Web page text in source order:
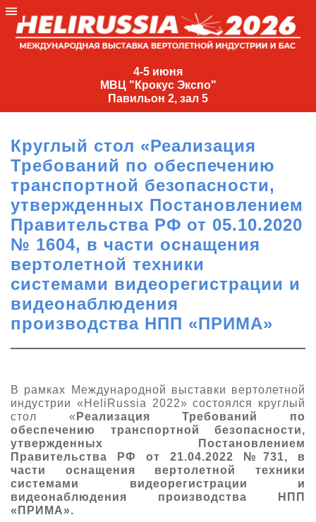
4-5 июня
МВЦ "Крокус Экспо"
Павильон 2, зал 5
4-
МВЦ
Экспо"
Павильон
2,
зал
5
+7
(495)
477-
33-81
О выставке
Крокус Экспо
Даты будущих выставок
Документы
Контакты
Для участников
Заявка на участие
Заочное участие
Прилет на выставку
Основные требования МВЦ «Крокус Экспо»
Для посетителей
Место проведения HeliRussia
Схема проезда
Правила доступа и пребывания Крокус Экспо
Для СМИ
Аккредитация прессы
Условия инфопартнёрства
Положение об аккредитации
Архив
Круглый стол «Реализация
Требований по обеспечению
транспортной безопасности,
утвержденных Постановлением
Правительства РФ от 05.10.2020
№ 1604, в части оснащения
вертолетной техники
системами видеорегистрации и
видеонаблюдения
производства НПП «ПРИМА»
В рамках Международной выставки вертолетной
индустрии «HeliRussia 2022» состоялся круглый
стол « Реализация Требований по
обеспечению транспортной безопасности,
утвержденных Постановлением
Правительства РФ от 21.04.2022 №731, в
части оснащения вертолетной техники
системами видеорегистрации и
видеонаблюдения производства НПП
«ПРИМА».